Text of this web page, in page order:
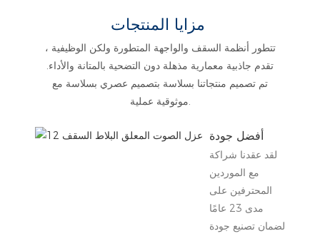
تتطور أنظمة السقف والواجهة المتطورة ولكن الوظيفية ،
تقدم جاذبية معمارية مذهلة دون التضحية بالمتانة والأداء.
تم تصميم منتجاتنا بسلاسة بتصميم عصري بسلاسة مع
موثوقية عملية.
أفضل جودة
لقد عقدنا شراكة
مع الموردين
المحترفين على
مدى 23 عامًا
لضمان تصنيع جودة